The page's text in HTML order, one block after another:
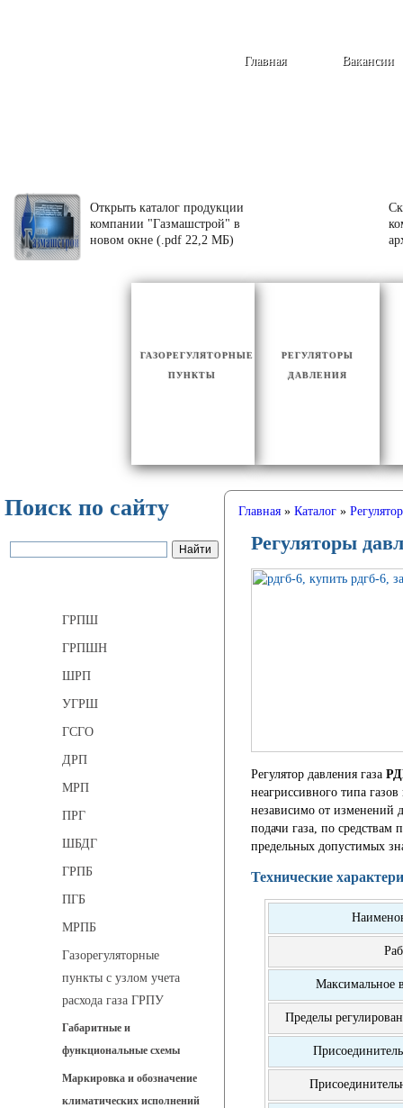
Вакансии
Главная
Открыть каталог продукции
компании "Газмашстрой" в
новом окне (.pdf 22,2 МБ)
РЕГУЛЯТОРЫ
ДАВЛЕНИЯ
ГАЗОРЕГУЛЯТОРНЫЕ
ПУНКТЫ
Поиск по сайту
ГРПШ
ГРПШН
ШРП
УГРШ
ГСГО
ДРП
МРП
ПРГ
ШБДГ
ГРПБ
ПГБ
МРПБ
Газорегуляторные
пункты с узлом учета
расхода газа ГРПУ
Габаритные и
функциональные схемы
Маркировка и обозначение
климатических исполнений
Главная» Каталог»
Регуляторы
Регулятор давления газа
неагриссивного типа
независимо от изменений
подачи газа, по средствам
предельных допустимых
Технические
Максимальное
Пределы